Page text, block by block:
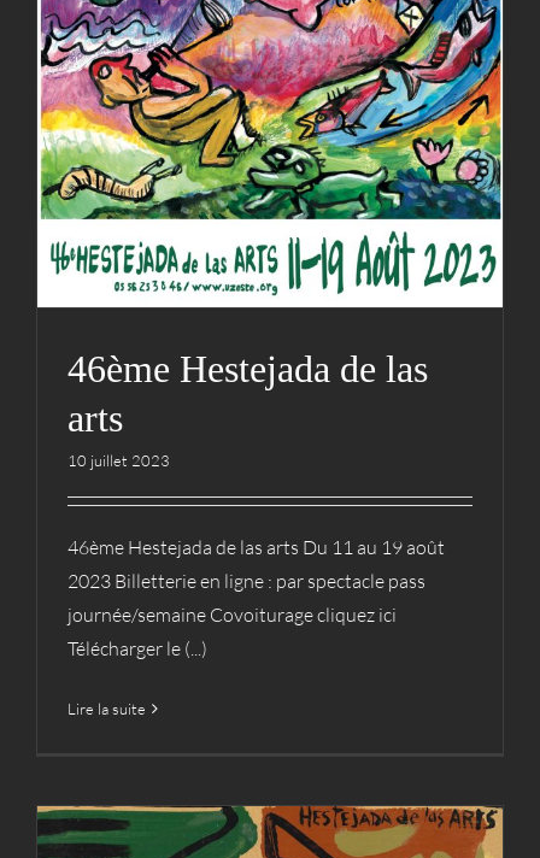
46ème Hestejada de las
arts
10 juillet 2023
46ème Hestejada de las arts Du 11 au 19 août
2023 Billetterie en ligne : par spectacle pass
journée/semaine Covoiturage cliquez ici
Télécharger le (...)
Lire la suite